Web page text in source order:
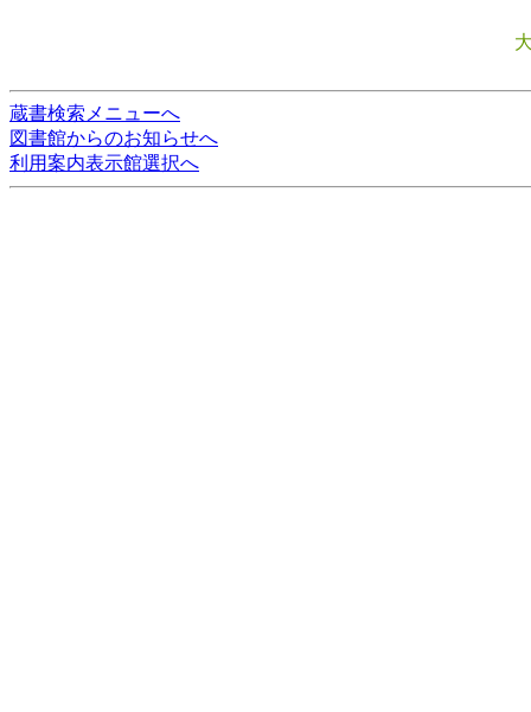
蔵書検索メニューへ
図書館からのお知らせへ
利用案内表示館選択へ